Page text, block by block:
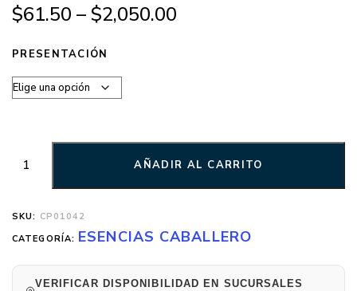
$61.50 –$2,050.00
PRESENTACIÓN
AÑADIR AL CARRITO
SKU: CP01042
CATEGORÍA: ESENCIAS CABALLERO
VERIFICAR DISPONIBILIDAD EN SUCURSALES